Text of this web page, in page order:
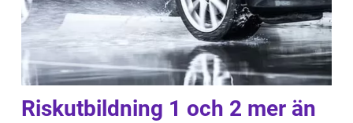
Riskutbildning 1 och 2 mer än